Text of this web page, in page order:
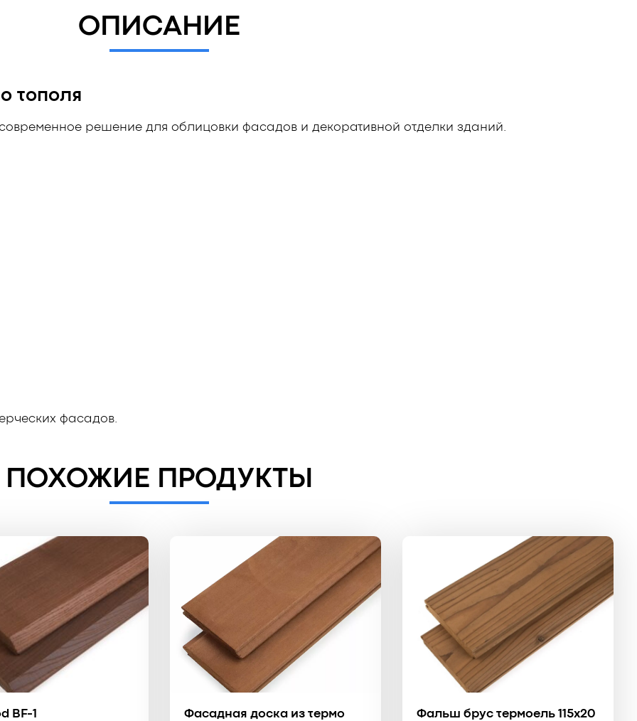
ОПИСАНИЕ
тополя
решение для облицовки фасадов и декоративной отделки зданий.
фасадов.
ПОХОЖИЕ ПРОДУКТЫ
BF-1
Фасадная доска из термо
Фальш брус термоель 115x20